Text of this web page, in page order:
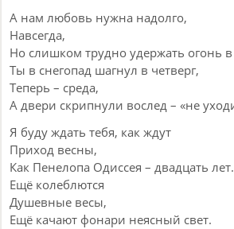
А нам любовь нужна надолго,
Навсегда,
Но слишком трудно удержать огонь в
Ты в снегопад шагнул в четверг,
Теперь – среда,
А двери скрипнули вослед – «не
Я буду ждать тебя, как ждут
Приход весны,
Как Пенелопа Одиссея – двадцать
Ещё колеблются
Душевные весы,
Ещё качают фонари неясный свет.